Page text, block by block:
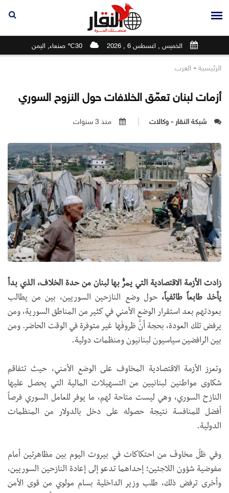
الخميس , اغسطس 6 , 2026 30℃ صنعاء, اليمن
الرئيسية - العرب
أزمات لبنان تعمّق الخلافات حول النزوح السوري
شبكة النقار - وكالات منذ 3 سنوات
زادت الأزمة الاقتصادية التي يمرُّ بها لبنان من حدة الخلاف، الذي بدأ
يأخذ طابعاً طائفياً،حول وضع النازحين السوريين، بين من يطالب
بعودتهم بعد استقرار الوضع الأمني في كثير من المناطق السورية، ومن
يرفض تلك العودة، بحجة أنَّ ظروفَها غير متوفرة في الوقت الحاضر. ومن
بين الرافضين سياسيون لبنانيون ومنظمات دولية.
وتعزز الأزمة الاقتصادية المخاوف على الوضع الأمني، حيث تتفاقم
شكاوى مواطنين لبنانيين من التسهيلات المالية التي يحصل عليها
النازح السوري، وهي ليست متاحة لهم، ما يوفر للعامل السوري فرصاً
أفضل للمنافسة نتيجة حصوله على دخل بالدولار من المنظمات
الدولية.
وفي ظلّ مخاوفَ من احتكاكات في بيروت اليوم بين مظاهرتين أمام
مفوضية شؤون اللاجئين؛ إحداهما تدعو إلى إعادة النازحين السوريين،
وأخرى ترفض ذلك، طلب وزير الداخلية بسام مولوي من قوى الأمن